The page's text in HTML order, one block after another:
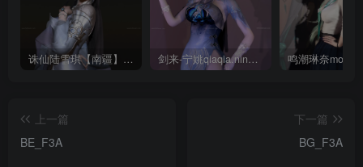
诛仙陆雪琪【南疆】CoveRig 剑来-宁姚qiaqia.ningyao-re.1
上一篇
BE_F3A
下一篇
BG_F3A